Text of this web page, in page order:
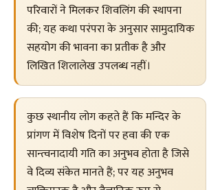
परिवारों ने मिलकर शिवलिंग की स्थापना
की; यह कथा परंपरा के अनुसार सामुदायिक
सहयोग की भावना का प्रतीक है और
लिखित शिलालेख उपलब्ध नहीं।
कुछ स्थानीय लोग कहते हैं कि मन्दिर के
प्रांगण में विशेष दिनों पर हवा की एक
सान्त्वनादायी गति का अनुभव होता है जिसे
वे दिव्य संकेत मानते हैं; पर यह अनुभव